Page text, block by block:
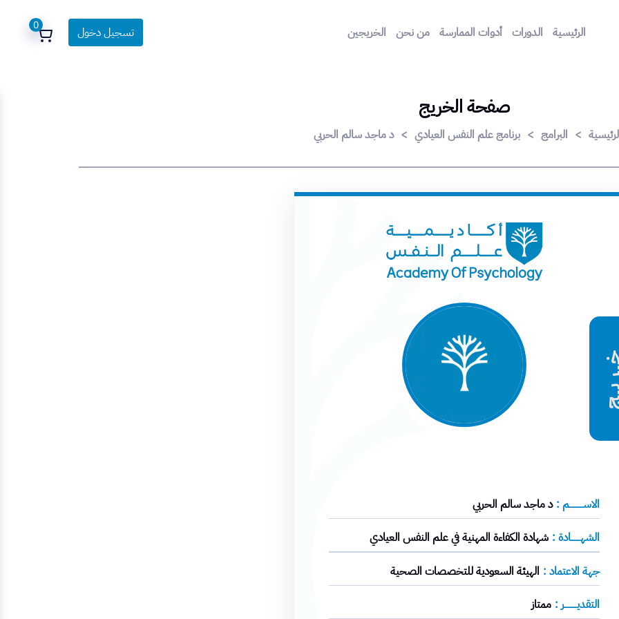
الرئيسية الدورات أدوات الممارسة من نحن الخريجين تسجيل دخول 0
صفحة الخريج
> البرامج > برنامج علم النفس العيادي > د ماجد سالم الحربي
الاســــــــــم : د ماجد سالم الحربي
الشهـــــــادة : شهادة الكفاءة المهنية في علم النفس العيادي
جهة الاعتماد : الهيئة السعودية للتخصصات الصحية
التقديـــــــــر : ممتاز